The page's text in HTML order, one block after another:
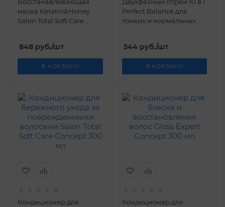
маска Keratin&Honey
Salon Total Soft Care
848 руб./шт
В КОРЗИНУ
Рerfect Вalance для
тонких и нормальных
544руб./шт
В КОРЗИНУ
Кондиционер для
Кондиционер для